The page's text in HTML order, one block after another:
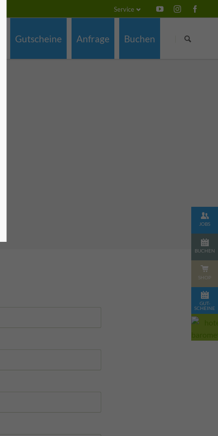
Service
überspringen
Gutscheine Anfrage Buchen
JOBS
BUCHEN
SHOP
GUT-
SCHEINE